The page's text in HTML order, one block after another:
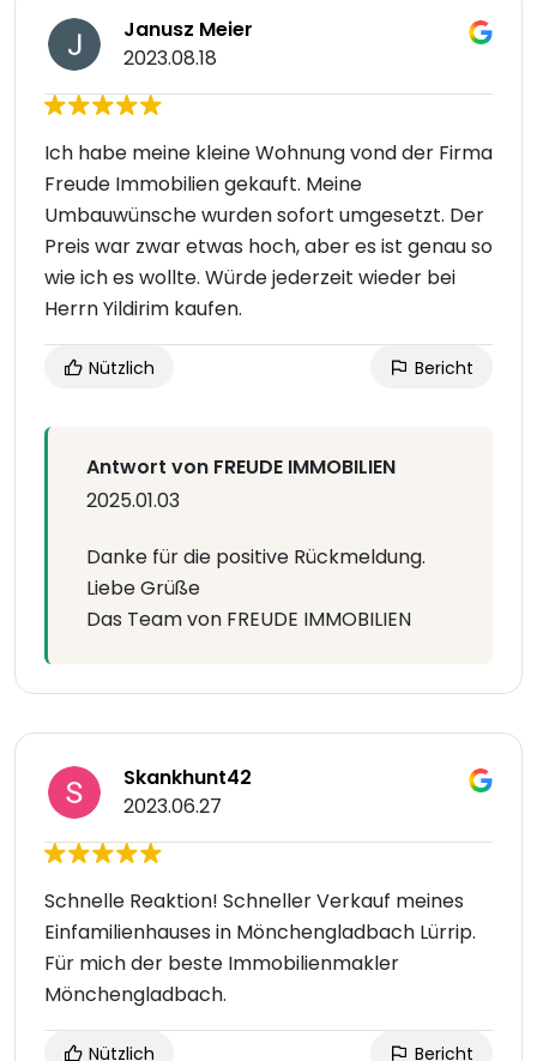
Janusz Meier
2023.08.18
Ich habe meine kleine Wohnung vond der Firma
Freude Immobilien gekauft. Meine
Umbauwünsche wurden sofort umgesetzt. Der
Preis war zwar etwas hoch, aber es ist genau so
wie ich es wollte. Würde jederzeit wieder bei
Herrn Yildirim kaufen.
Nützlich Bericht
Antwort von FREUDE IMMOBILIEN
2025.01.03
Danke für die positive Rückmeldung.
Liebe Grüße
Das Team von FREUDE IMMOBILIEN
Skankhunt42
2023.06.27
Schnelle Reaktion! Schneller Verkauf meines
Einfamilienhauses in Mönchengladbach Lürrip.
Für mich der beste Immobilienmakler
Mönchengladbach.
Nützlich Bericht